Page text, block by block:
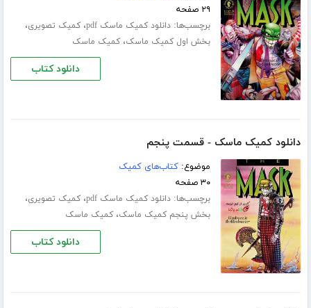
۲۹ صفحه
برچسب‌ها:دانلود کمیک ماسک pdf ،کمیک تصویری،
بخش اول کمیک ماسک،کمیک ماسک
دانلود کتاب
دانلود کمیک ماسک - قسمت پنجم
موضوع:کتاب‌های کمیک
۳۰ صفحه
برچسب‌ها:دانلود کمیک ماسک pdf ،کمیک تصویری،
بخش پنجم کمیک ماسک،کمیک ماسک
دانلود کتاب